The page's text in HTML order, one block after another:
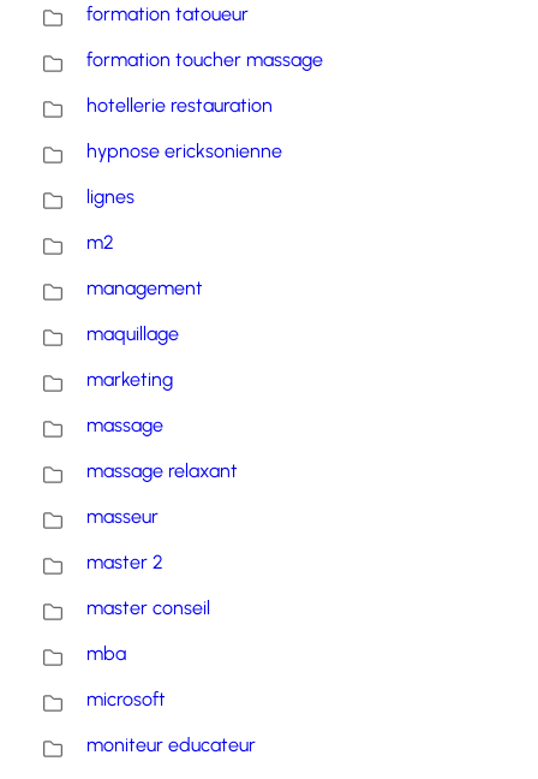
formation tatoueur
formation toucher massage
hotellerie restauration
hypnose ericksonienne
lignes
m2
management
maquillage
marketing
massage
massage relaxant
masseur
master 2
master conseil
mba
microsoft
moniteur educateur